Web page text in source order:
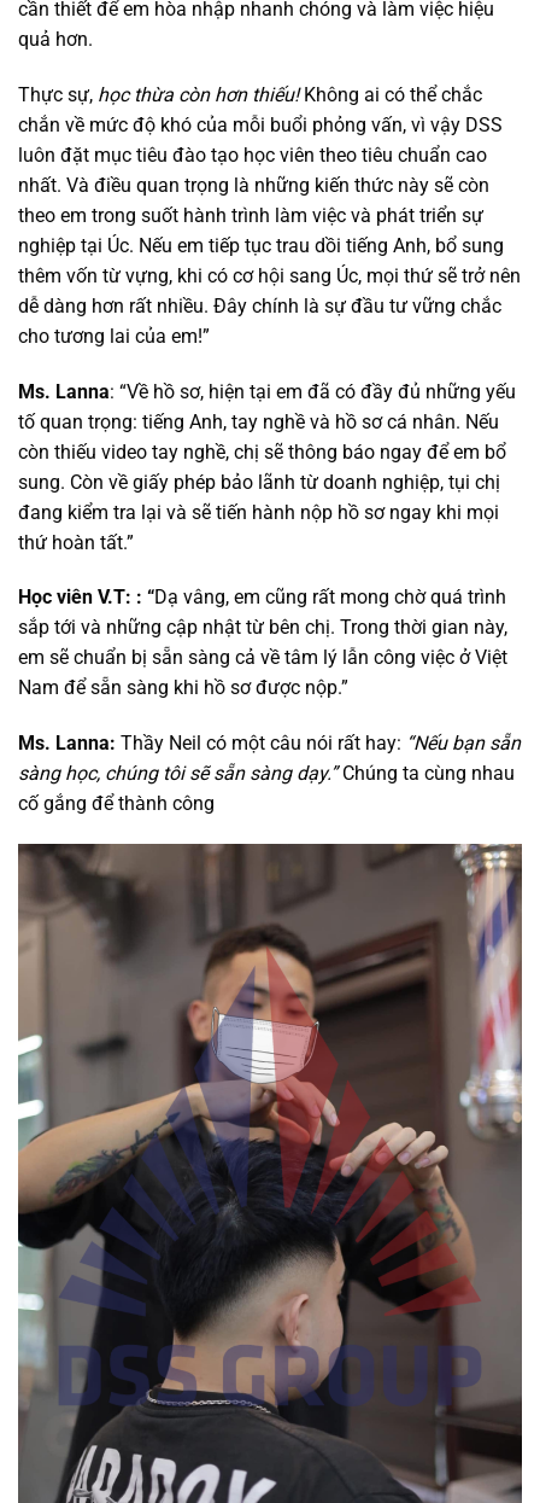
cần thiết để em hòa nhập nhanh chóng và làm việc hiệu
quả hơn.
Thực sự, học thừa còn hơn thiếu!Không ai có thể chắc
chắn về mức độ khó của mỗi buổi phỏng vấn, vì vậy DSS
luôn đặt mục tiêu đào tạo học viên theo tiêu chuẩn cao
nhất. Và điều quan trọng là những kiến thức này sẽ còn
theo em trong suốt hành trình làm việc và phát triển sự
nghiệp tại Úc. Nếu em tiếp tục trau dồi tiếng Anh, bổ sung
thêm vốn từ vựng, khi có cơ hội sang Úc, mọi thứ sẽ trở nên
dễ dàng hơn rất nhiều. Đây chính là sự đầu tư vững chắc
cho tương lai của em!”
Ms. Lanna: “Về hồ sơ, hiện tại em đã có đầy đủ những yếu
tố quan trọng: tiếng Anh, tay nghề và hồ sơ cá nhân. Nếu
còn thiếu video tay nghề, chị sẽ thông báo ngay để em bổ
sung. Còn về giấy phép bảo lãnh từ doanh nghiệp, tụi chị
đang kiểm tra lại và sẽ tiến hành nộp hồ sơ ngay khi mọi
thứ hoàn tất.”
Học viên V.T: : “Dạ vâng, em cũng rất mong chờ quá trình
sắp tới và những cập nhật từ bên chị. Trong thời gian này,
em sẽ chuẩn bị sẵn sàng cả về tâm lý lẫn công việc ở Việt
Nam để sẵn sàng khi hồ sơ được nộp.”
Ms. Lanna: Thầy Neil có một câu nói rất hay: “Nếu bạn sẵn
sàng học, chúng tôi sẽ sẵn sàng dạy.”Chúng ta cùng nhau
cố gắng để thành công